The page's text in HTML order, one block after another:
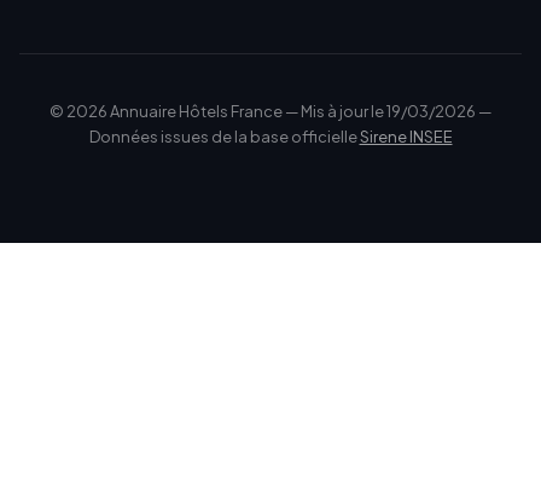
© 2026 Annuaire Hôtels France — Mis à jour le 19/03/2026 —
Données issues de la base officielleSirene INSEE